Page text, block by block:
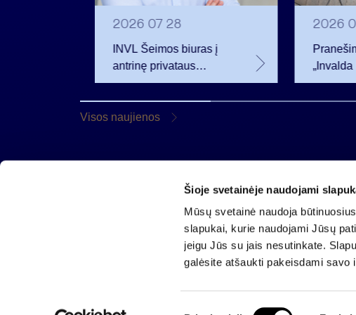
Šioje svetainėje naudojami
Mūsų svetainė naudoja
slapukai, kurie naudojami Jūsų
jeigu Jūs su jais nesutinkate.
galėsite atšaukti pakeisdami
2026 07 28
INVL Šeimos biuras į
antrinę privataus
kapitalo rinką
investuojantį fondą
pritraukė 17,4 mln. JAV
2026
„Invalda
Visos naujienos
Gynėjų g. 14, 01110 Vilnius
info@invaldainvl.com